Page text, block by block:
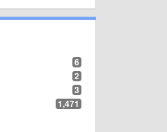
6
2
3
1,471